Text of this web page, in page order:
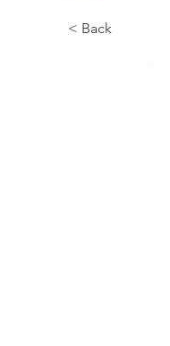
< Back